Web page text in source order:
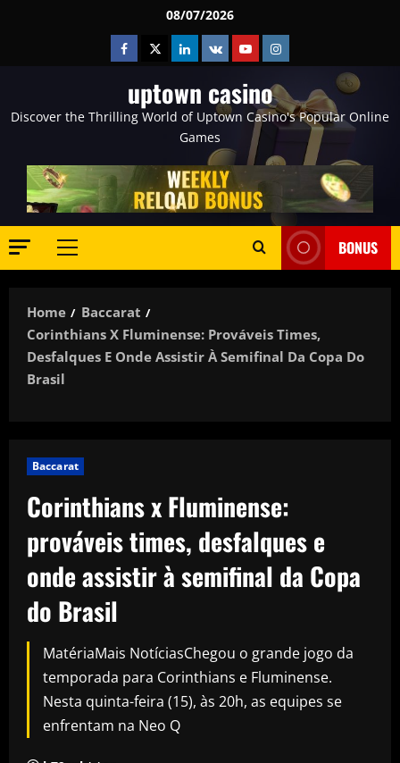
08/07/2026
Facebook
TwitterLinkedin
VK YoutubeInstagram
uptown casino
Discover the Thrilling World of Uptown Casino's Popular Online
Games
Primary
BONUS
Home
Baccarat
Corinthians X Fluminense: Prováveis Times,
Desfalques E Onde Assistir À Semifinal Da Copa Do
Brasil
Baccarat
Corinthians x Fluminense:
prováveis times, desfalques e
onde assistir à semifinal da Copa
do Brasil
MatériaMais NotíciasChegou o grande jogo da
temporada para Corinthians e Fluminense.
Nesta quinta-feira (15), às 20h, as equipes se
enfrentam na Neo Q